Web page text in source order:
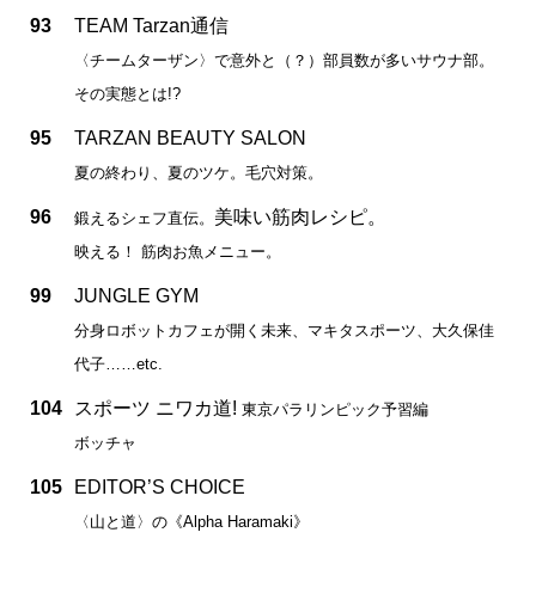
93 TEAM Tarzan通信
〈チームターザン〉で意外と（？）部員数が多いサウナ部。
その実態とは!?
95 TARZAN BEAUTY SALON
夏の終わり、夏のツケ。毛穴対策。
96 鍛えるシェフ直伝。 美味い筋肉レシピ。
映える！ 筋肉お魚メニュー。
99 JUNGLE GYM
分身ロボットカフェが開く未来、マキタスポーツ、大久保佳
代子……etc.
104 スポーツ ニワカ道! 東京パラリンピック予習編
ボッチャ
105 EDITOR’S CHOICE
〈山と道〉の《Alpha Haramaki》